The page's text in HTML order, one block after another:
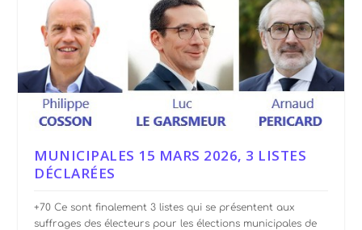
MUNICIPALES 15 MARS 2026, 3 LISTES
DÉCLARÉES
+70 Ce sont finalement 3 listes qui se présentent aux
suffrages des électeurs pour les élections municipales de